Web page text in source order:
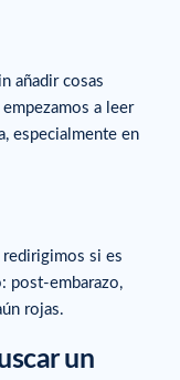
añadir cosas
a leer
especialmente en
si es
post-embarazo,
rojas.
un